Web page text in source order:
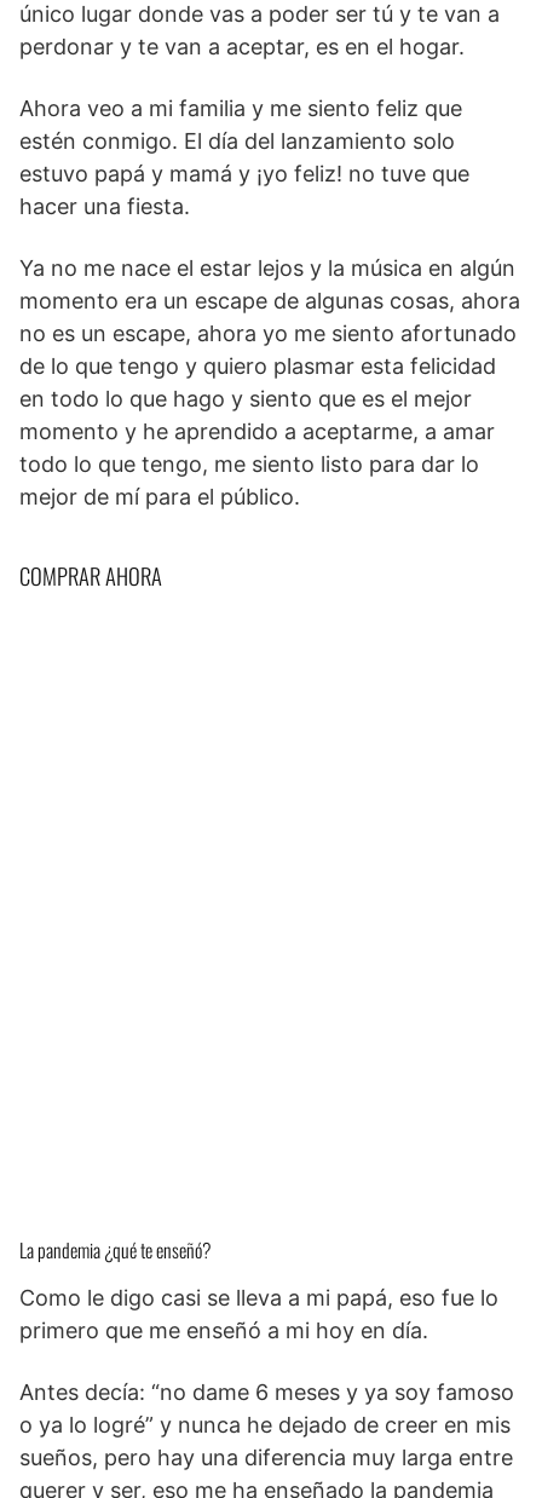
único lugar donde vas a poder ser tú y te van a
perdonar y te van a aceptar, es en el hogar.
Ahora veo a mi familia y me siento feliz que
estén conmigo. El día del lanzamiento solo
estuvo papá y mamá y ¡yo feliz! no tuve que
hacer una fiesta.
Ya no me nace el estar lejos y la música en algún
momento era un escape de algunas cosas, ahora
no es un escape, ahora yo me siento afortunado
de lo que tengo y quiero plasmar esta felicidad
en todo lo que hago y siento que es el mejor
momento y he aprendido a aceptarme, a amar
todo lo que tengo, me siento listo para dar lo
mejor de mí para el público.
COMPRAR AHORA
La pandemia ¿qué te enseñó?
Como le digo casi se lleva a mi papá, eso fue lo
primero que me enseñó a mi hoy en día.
Antes decía: “no dame 6 meses y ya soy famoso
o ya lo logré” y nunca he dejado de creer en mis
sueños, pero hay una diferencia muy larga entre
querer y ser, eso me ha enseñado la pandemia